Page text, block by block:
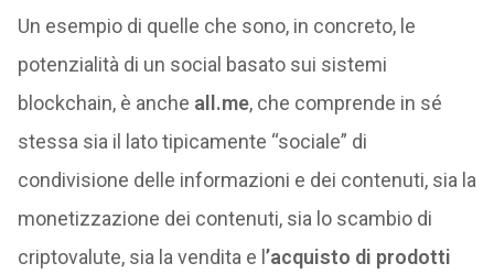
Un esempio di quelle che sono, in concreto, le
potenzialità di un social basato sui sistemi
blockchain, è anche all.me, che comprende in sé
stessa sia il lato tipicamente “sociale” di
condivisione delle informazioni e dei contenuti, sia la
monetizzazione dei contenuti, sia lo scambio di
criptovalute, sia la vendita e l’acquisto di prodotti